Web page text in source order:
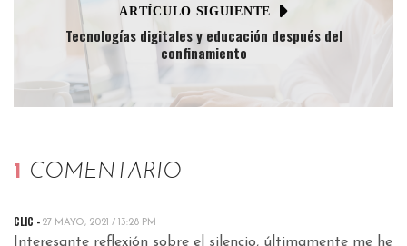
ARTÍCULO SIGUIENTE
Tecnologías digitales y educación después del
confinamiento
1 COMENTARIO
CLIC - 27 MAYO, 2021 / 13:28 PM
Interesante reflexión sobre el silencio, últimamente me he